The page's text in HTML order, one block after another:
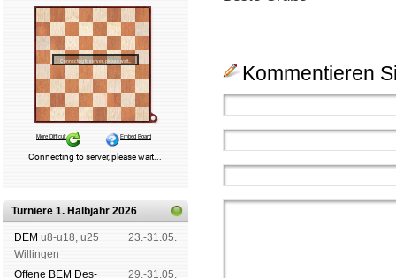
Turniere 1. Halbjahr 2026
DEM u8-u18, u25
Wil­lin­gen
23.-31.05.
Offene BEM Des­
29.-31.05.
Kommentieren